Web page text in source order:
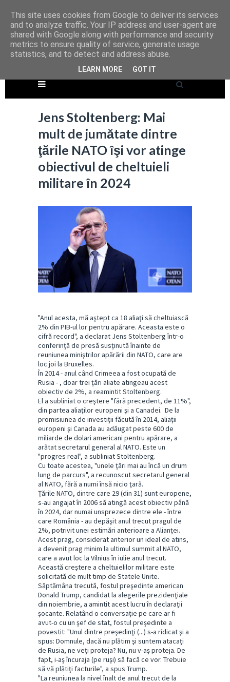
Jens Stoltenberg: Mai
mult de jumătate dintre
ţările NATO îşi vor atinge
obiectivul de cheltuieli
militare în 2024
"Anul acesta, mă aştept ca 18 aliaţi să cheltuiască
2% din PIB-ul lor pentru apărare. Aceasta este o
cifră record", a declarat Jens Stoltenberg într-o
conferinţă de presă susţinută înainte de
reuniunea miniştrilor apărării din NATO, care are
loc joi la Bruxelles.
În 2014 - anul când Crimeea a fost ocupată de
Rusia - , doar trei ţări aliate atingeau acest
obiectiv de 2%, a reamintit Stoltenberg.
El a subliniat o creştere "fără precedent, de 11%",
din partea aliaţilor europeni şi a Canadei. De la
promisiunea de investiţii făcută în 2014, aliaţii
europeni şi Canada au adăugat peste 600 de
miliarde de dolari americani pentru apărare, a
arătat secretarul general al NATO. Este un
"progres real", a subliniat Stoltenberg.
Cu toate acestea, "unele ţări mai au încă un drum
lung de parcurs", a recunoscut secretarul general
al NATO, fără a numi însă nicio ţară.
Ţările NATO, dintre care 29 (din 31) sunt europene,
s-au angajat în 2006 să atingă acest obiectiv până
în 2024, dar numai unsprezece dintre ele - între
care România - au depăşit anul trecut pragul de
2%, potrivit unei estimări anterioare a Alianţei.
Acest prag, considerat anterior un ideal de atins,
a devenit prag minim la ultimul summit al NATO,
care a avut loc la Vilnius în iulie anul trecut.
Această creştere a cheltuielilor militare este
solicitată de mult timp de Statele Unite.
Săptămâna trecută, fostul preşedinte american
Donald Trump, candidat la alegerile prezidenţiale
din noiembrie, a amintit acest lucru în declaraţii
şocante. Relatând o conversaţie pe care ar fi
avut-o cu un şef de stat, fostul preşedinte a
povestit: "Unul dintre preşedinţi (...) s-a ridicat şi a
spus: Domnule, dacă nu plătim şi suntem atacaţi
de Rusia, ne veţi proteja? Nu, nu v-aş proteja. De
fapt, i-aş încuraja (pe ruşi) să facă ce vor. Trebuie
să vă plătiţi facturile", a spus Trump.
"La reuniunea la nivel înalt de anul trecut de la
This site uses cookies from Google to deliver its services
and to analyze traffic. Your IP address and user-agent are
shared with Google along with performance and security
metrics to ensure quality of service, generate usage
statistics, and to detect and address abuse.
LEARN MORE GOT IT